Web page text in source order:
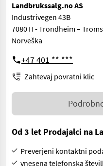
Landbrukssalg.no AS
Industrivegen 43B
7080 H - Trondheim –
Norveška
+47 401 ** ***
Zahtevaj povratni klic
Od 3 let Prodajalci na
Preverjeni kontaktni
vnesena telefonska